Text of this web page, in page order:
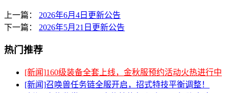
上一篇：
2026年6月4日更新公告
下一篇：
2026年5月21日更新公告
热门推荐
[新闻]160级装备全套上线，金秋服预约活动火热进行中
[新闻]召唤兽任务链全服开启，招式特技平衡调整！